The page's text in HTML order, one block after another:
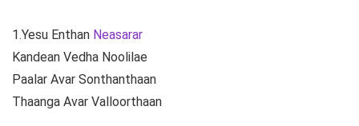
1.Yesu Enthan Neasarar
Kandean Vedha Noolilae
Paalar Avar Sonthanthaan
Thaanga Avar Valloorthaan